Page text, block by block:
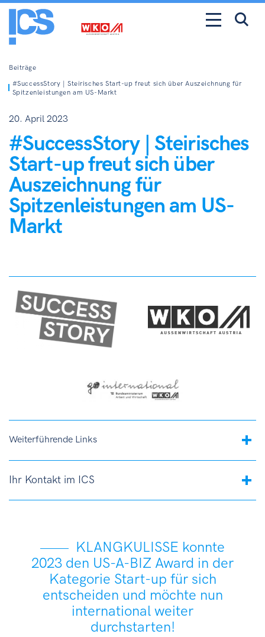
Beiträge
#SuccessStory | Steirisches Start-up freut sich über Auszeichnung für
Spitzenleistungen am US-Markt
20. April 2023
#SuccessStory | Steirisches
Start-up freut sich über
Auszeichnung für
Spitzenleistungen am US-
Markt
Weiterführende Links
Ihr Kontakt im ICS
KLANGKULISSE konnte
2023 den US-A-BIZ Award in der
Kategorie Start-up für sich
entscheiden und möchte nun
international weiter
durchstarten!